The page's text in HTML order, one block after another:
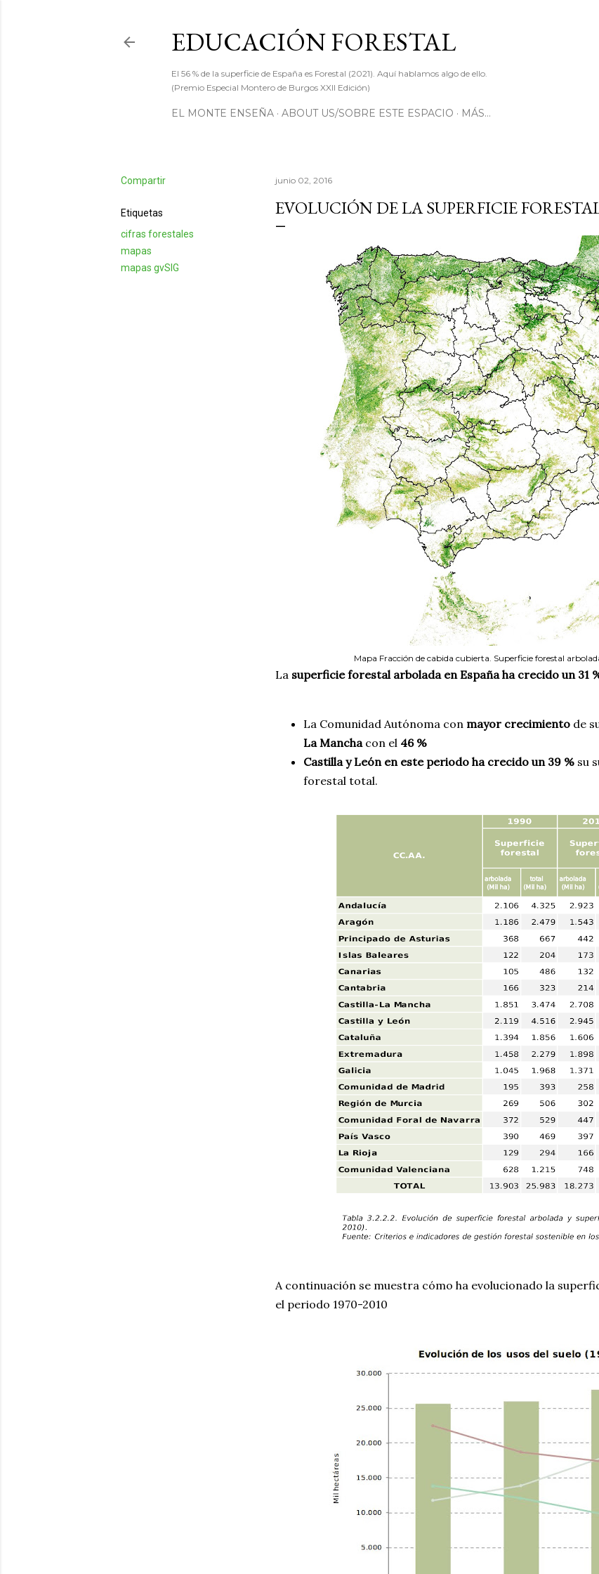
EDUCACIÓN FORESTAL
El 56 % de la superficie de España es Forestal (2021). Aquí hablamos algo de ello.
(Premio Especial Montero de Burgos XXII Edición)
EL MONTE ENSEÑA ABOUT US/SOBRE ESTE ESPACIO MÁS…
Compartir
Etiquetas
cifras forestales
mapas
mapas gvSIG
junio 02, 2016
EVOLUCIÓN DE LA SUPERFICIE
Mapa Fracción de cabida cubierta. Superficie forestal
La superficie forestal arbolada en España ha crecido un 31
La Comunidad Autónoma con mayor crecimiento de
La Manchacon el 46 %
Castilla y León en este periodo ha crecido un 39 % su
forestal total.
A continuación se muestra cómo ha evolucionado la
el periodo 1970-2010